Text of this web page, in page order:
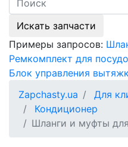
Искать запчасти
Примеры запросов:
Ремкомплект для
Блок управления
Zapchasty.ua
Для
Кондиционер
Шланги и муфты